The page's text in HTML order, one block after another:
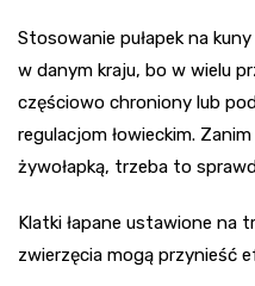
Stosowanie pułapek na
w danym kraju, bo w wielu
częściowo chroniony lub
regulacjom łowieckim.
żywołapką, trzeba to
Klatki łapane ustawione na
zwierzęcia mogą przynieść